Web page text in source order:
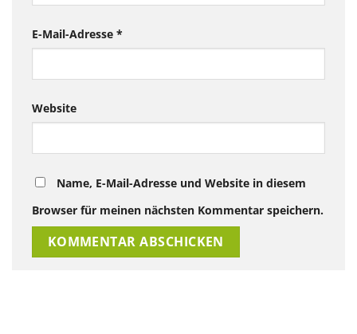
E-Mail-Adresse *
Website
Name, E-Mail-Adresse und Website in diesem
Browser für meinen nächsten Kommentar speichern.